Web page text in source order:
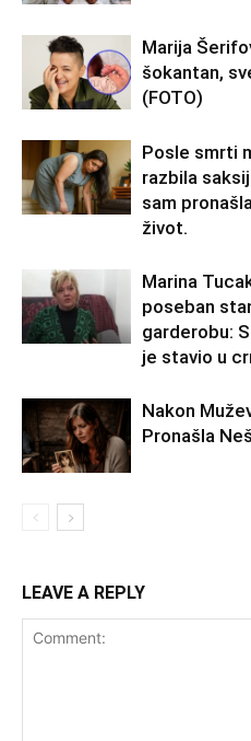
Marija
šokantan,
(FOTO)
Posle smrti
razbila
sam
život.
Marina
poseban
garderobu:
je stavio u
Nakon
Pronašla
LEAVE A REPLY